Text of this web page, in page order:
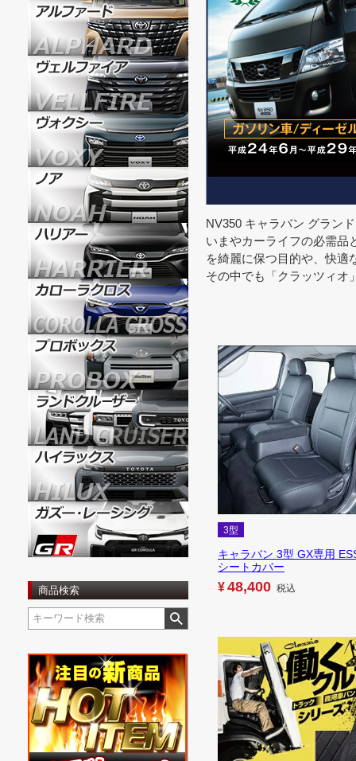
商品検索
NV350 キャラバン グラン
いまやカーライフの必需品
を綺麗に保つ目的や、快適
その中でも「クラッツィオ
3型
キャラバン 3型 GX専用
シートカバー
¥48,400 税込